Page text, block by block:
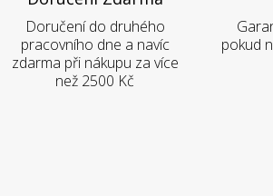
Doručení do druhého
pracovního dne a navíc
zdarma při nákupu za více
než 2500 Kč
pokud